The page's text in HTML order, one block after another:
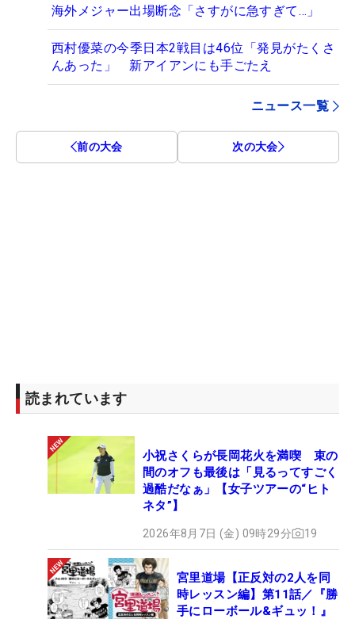
海外メジャー出場断念「さすがに急すぎて…」
西村優菜の今季日本2戦目は46位「発見がたくさ
んあった」 新アイアンにも手ごたえ
ニュース一覧
前の大会 次の大会
読まれています
小祝さくらが長岡花火を満喫 束の
間のオフも最後は「見るってすごく
過酷だなぁ」【女子ツアーの“ヒト
ネタ”】
2026年8月7日 (金) 09時29分 19
宮里道場【正反対の2人を同
時レッスン編】第11話／『勝
手にローボール&ギュッ！』